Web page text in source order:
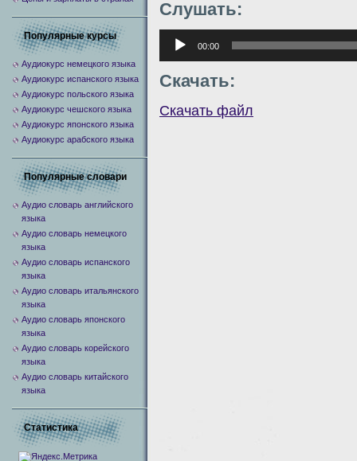
Слушать:
Аудиоплеер
00:00
Скачать:
Скачать файл
Популярные курсы
Аудиокурс немецкого языка
Аудиокурс испанского языка
Аудиокурс польского языка
Аудиокурс чешского языка
Аудиокурс японского языка
Аудиокурс арабского языка
Популярные словари
Аудио словарь английского
языка
Аудио словарь немецкого
языка
Аудио словарь испанского
языка
Аудио словарь итальянского
языка
Аудио словарь японского
языка
Аудио словарь корейского
языка
Аудио словарь китайского
языка
Статистика